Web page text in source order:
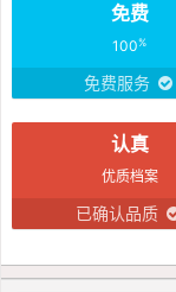
免费
100%
免费服务
认真
优质档案
已确认品质